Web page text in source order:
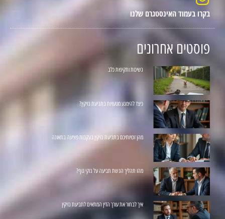
בקרו בעמוד האינסטגרם שלנו
פוסטים אחרונים
נשיכות ותקיפות כלב
כיצד להימנע מטעויות בתביעת נזיקין?
מהן זכויותיכם בתביעת נזיקין בעקבות פציעה בתאונה
מהו תהליך הגשת תביעה על נזקי גוף?
איך לבחור את עורך הדין המתאים לתביעת נזיקין